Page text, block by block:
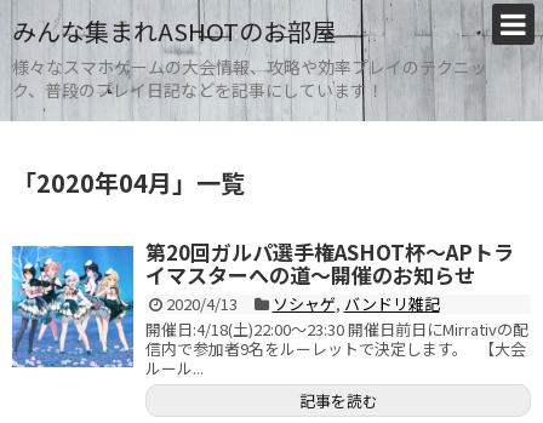
みんな集まれASHOTのお部屋
様々なスマホゲームの大会情報、攻略や効率プレイのテクニッ
ク、普段のプレイ日記などを記事にしています！
「2020年04月」 一覧
第20回ガルパ選手権ASHOT杯～APトラ
イマスターへの道～開催のお知らせ
2020/4/13 ソシャゲ, バンドリ雑記
開催日:4/18(土)22:00～23:30 開催日前日にMirrativの配
信内で参加者9名をルーレットで決定します。 【大会
ルール...
記事を読む